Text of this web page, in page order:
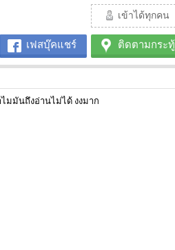
เข้าได้ทุกคน
เฟสบุ๊คแชร์ ติดตามกระทู้
มมันถึงอ่านไม่ได้ งงมาก